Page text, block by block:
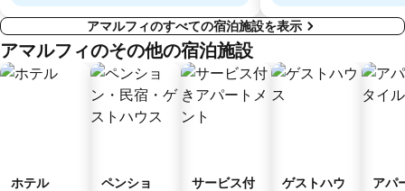
アマルフィのすべての宿泊施設を表示
アマルフィのその他の宿泊施設
ホテル
ペンショ
サービス付
ゲストハウ
アパ